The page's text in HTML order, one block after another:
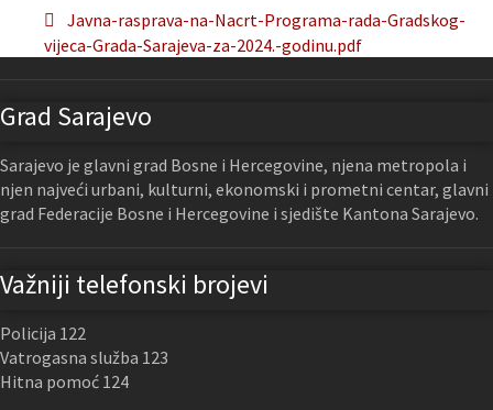
Javna-rasprava-na-Nacrt-Programa-rada-Gradskog-
vijeca-Grada-Sarajeva-za-2024.-godinu.pdf
Grad Sarajevo
Sarajevo je glavni grad Bosne i Hercegovine, njena metropola i
njen najveći urbani, kulturni, ekonomski i prometni centar, glavni
grad Federacije Bosne i Hercegovine i sjedište Kantona Sarajevo.
Važniji telefonski brojevi
Policija 122
Vatrogasna služba 123
Hitna pomoć 124